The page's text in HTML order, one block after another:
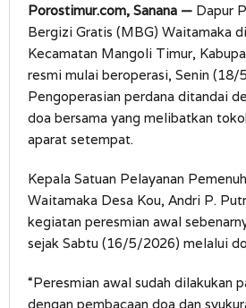
Porostimur.com, Sanana — Dapur
Bergizi Gratis (MBG) Waitamaka
Kecamatan Mangoli Timur,
resmi mulai beroperasi, Senin (18/
Pengoperasian perdana ditandai
doa bersama yang melibatkan
aparat setempat.
Kepala Satuan Pelayanan
Waitamaka Desa Kou, Andri P.
kegiatan peresmian awal
sejak Sabtu (16/5/2026) melalui
“Peresmian awal sudah dilakukan
dengan pembacaan doa dan